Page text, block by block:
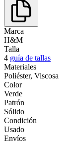
Marca
H&M
Talla
4 guía de tallas
Materiales
Poliéster, Viscosa
Color
Verde
Patrón
Sólido
Condición
Usado
Envíos